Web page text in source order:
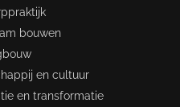
bouwen
en cultuur
en transformatie